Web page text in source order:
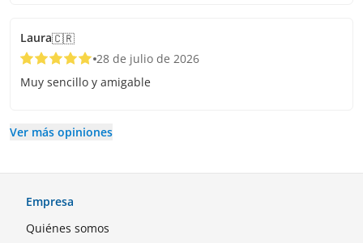
Laura🇨🇷
28 de julio de 2026
Muy sencillo y amigable
Ver más opiniones
Empresa
Quiénes somos